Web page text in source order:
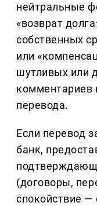
нейтральные
«возврат
собственных
или
шутливых или
комментариев
перевода.
Если перевод
банк,
(договоры,
спокойствие —